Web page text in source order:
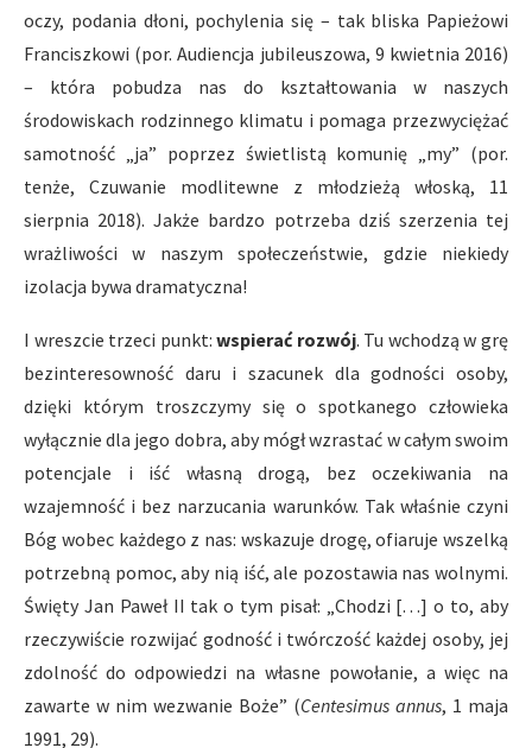
oczy, podania dłoni, pochylenia się – tak bliska Papieżowi
Franciszkowi (por. Audiencja jubileuszowa, 9 kwietnia 2016)
– która pobudza nas do kształtowania w naszych
środowiskach rodzinnego klimatu i pomaga przezwyciężać
samotność „ja” poprzez świetlistą komunię „my” (por.
tenże, Czuwanie modlitewne z młodzieżą włoską, 11
sierpnia 2018). Jakże bardzo potrzeba dziś szerzenia tej
wrażliwości w naszym społeczeństwie, gdzie niekiedy
izolacja bywa dramatyczna!
I wreszcie trzeci punkt:wspierać rozwój. Tu wchodzą w grę
bezinteresowność daru i szacunek dla godności osoby,
dzięki którym troszczymy się o spotkanego człowieka
wyłącznie dla jego dobra, aby mógł wzrastać w całym swoim
potencjale i iść własną drogą, bez oczekiwania na
wzajemność i bez narzucania warunków. Tak właśnie czyni
Bóg wobec każdego z nas: wskazuje drogę, ofiaruje wszelką
potrzebną pomoc, aby nią iść, ale pozostawia nas wolnymi.
Święty Jan Paweł II tak o tym pisał: „Chodzi […] o to, aby
rzeczywiście rozwijać godność i twórczość każdej osoby, jej
zdolność do odpowiedzi na własne powołanie, a więc na
zawarte w nim wezwanie Boże” (Centesimus annus, 1 maja
1991, 29).